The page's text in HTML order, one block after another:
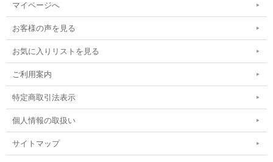
マイページへ
お客様の声を見る
お気に入りリストを見る
ご利用案内
特定商取引法表示
個人情報の取扱い
サイトマップ